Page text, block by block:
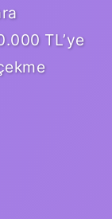
TL’ye